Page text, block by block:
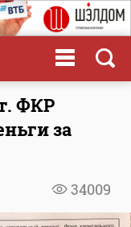
ФКР
за
34009